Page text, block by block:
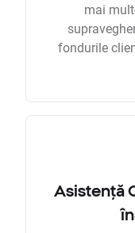
mai
fondurile
Asistență